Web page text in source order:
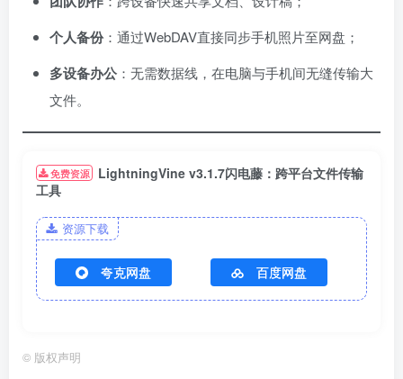
个人备份：通过WebDAV直接同步手机照片至网盘；
多设备办公 ：无需数据线，在电脑与手机间无缝传输大
文件。
免费资源
LightningVine v3.1.7闪电藤：跨平台文件传输
工具
资源下载
夸克网盘 百度网盘
© 版权声明